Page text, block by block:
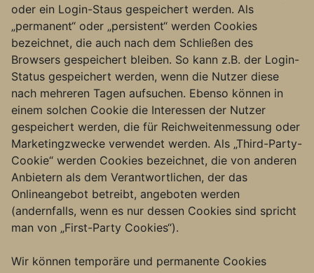
oder ein Login-Staus gespeichert werden. Als
„permanent“ oder „persistent“ werden Cookies
bezeichnet, die auch nach dem Schließen des
Browsers gespeichert bleiben. So kann z.B. der Login-
Status gespeichert werden, wenn die Nutzer diese
nach mehreren Tagen aufsuchen. Ebenso können in
einem solchen Cookie die Interessen der Nutzer
gespeichert werden, die für Reichweitenmessung oder
Marketingzwecke verwendet werden. Als „Third-Party-
Cookie“ werden Cookies bezeichnet, die von anderen
Anbietern als dem Verantwortlichen, der das
Onlineangebot betreibt, angeboten werden
(andernfalls, wenn es nur dessen Cookies sind spricht
man von „First-Party Cookies“).
Wir können temporäre und permanente Cookies